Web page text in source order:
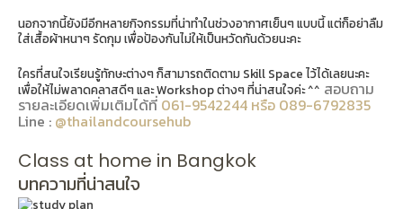
นอกจากนี้ยังมีอีกหลายกิจกรรมที่น่าทำในช่วงอากาศเย็นๆ แบบนี้ แต่ก็อย่าลืม
ใส่เสื้อผ้าหนาๆ รัดกุม เพื่อป้องกันไม่ให้เป็นหวัดกันด้วยนะคะ
ใครที่สนใจเรียนรู้ทักษะต่างๆ ก็สามารถติดตาม Skill Space ไว้ได้เลยนะคะ
เพื่อให้ไม่พลาดคลาสดีๆ และ Workshop ต่างๆ ที่น่าสนใจค่ะ ^^ สอบถาม
รายละเอียดเพิ่มเติมได้ที่ 061-9542244 หรือ 089-6792835
Line : @thailandcoursehub
Class at home in Bangkok
บทความที่น่าสนใจ